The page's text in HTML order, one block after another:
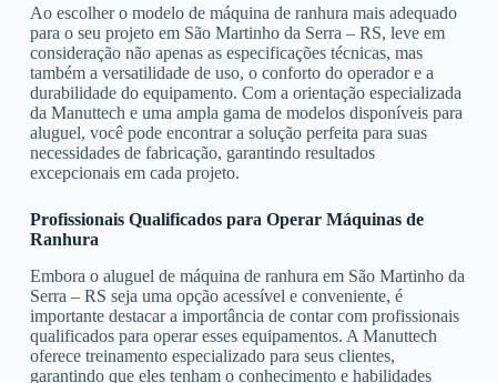
Ao escolher o modelo de máquina de ranhura mais adequado
para o seu projeto em São Martinho da Serra – RS, leve em
consideração não apenas as especificações técnicas, mas
também a versatilidade de uso, o conforto do operador e a
durabilidade do equipamento. Com a orientação especializada
da Manuttech e uma ampla gama de modelos disponíveis para
aluguel, você pode encontrar a solução perfeita para suas
necessidades de fabricação, garantindo resultados
excepcionais em cada projeto.
Profissionais Qualificados para Operar Máquinas de
Ranhura
Embora o aluguel de máquina de ranhura em São Martinho da
Serra – RS seja uma opção acessível e conveniente, é
importante destacar a importância de contar com profissionais
qualificados para operar esses equipamentos. A Manuttech
oferece treinamento especializado para seus clientes,
garantindo que eles tenham o conhecimento e habilidades